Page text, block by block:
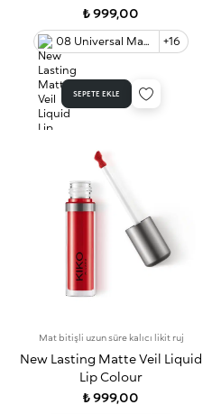
₺ 999,00
08 Universal Mauve +16
SEPETE EKLE
Mat bitişli uzun süre kalıcı likit ruj
New Lasting Matte Veil Liquid
Lip Colour
₺ 999,00